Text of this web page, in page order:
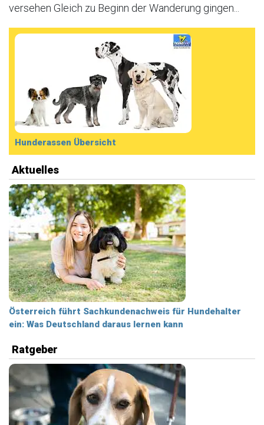
versehen Gleich zu Beginn der Wanderung gingen...
Hunderassen Übersicht
Aktuelles
Österreich führt Sachkundenachweis für Hundehalter
ein: Was Deutschland daraus lernen kann
Ratgeber